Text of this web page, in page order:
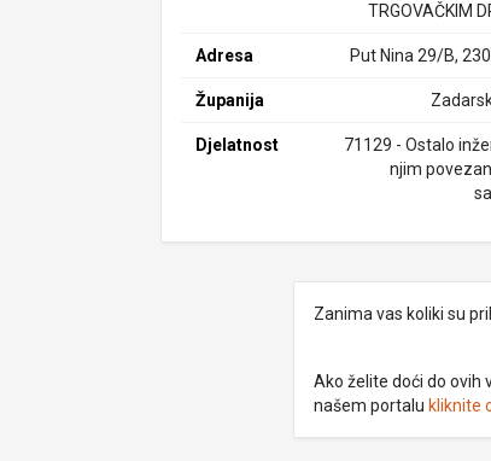
TRGOVAČKIM
Adresa Put Nina 29/B,
Županija
Djelatnost
71129 - Ostalo
njim
Zanima vas koliki su
Ako želite doći do ovih
našem portalu kliknite